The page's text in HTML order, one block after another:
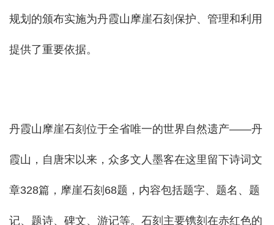
规划的颁布实施为丹霞山摩崖石刻保护、管理和利用
提供了重要依据。
丹霞山摩崖石刻位于全省唯一的世界自然遗产——丹
霞山，自唐宋以来，众多文人墨客在这里留下诗词文
章328篇，摩崖石刻68题，内容包括题字、题名、题
记、题诗、碑文、游记等。石刻主要镌刻在赤红色的